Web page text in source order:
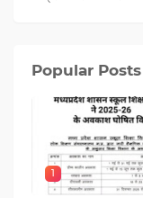
Popular Posts
1